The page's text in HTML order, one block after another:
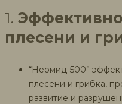
1.
плесени и
“Неомид-500”
плесени и грибка,
развитие и